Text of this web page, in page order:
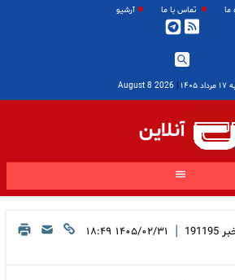
ما تماس با ما آرشیو
|
2026 August 8
آنلاین
191195
| ۱۴۰۵/۰۲/۳۱ ۱۸:۴۹